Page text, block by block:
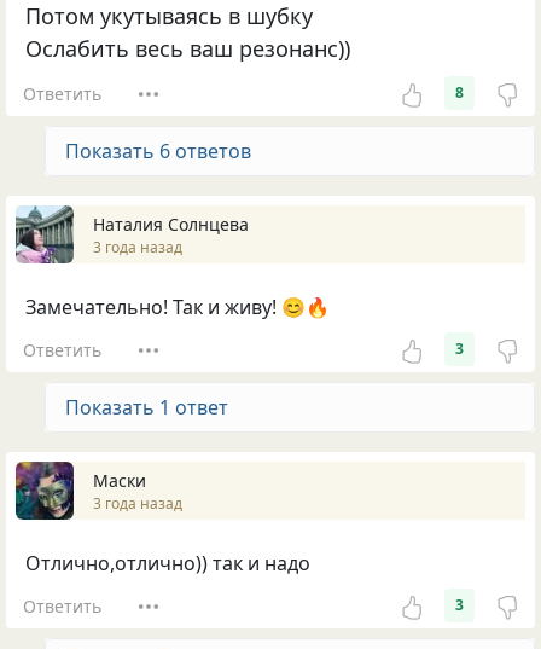
Потом укутываясь в шубку
Ослабить весь ваш резонанс))
Ответить 8
Показать 6 ответов
Наталия Солнцева
3 года назад
Замечательно! Так и живу! 😊🔥
Ответить 3
Показать 1 ответ
Маски
3 года назад
Отлично,отлично)) так и надо
Ответить 3